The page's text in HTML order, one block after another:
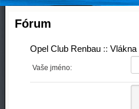
Fórum
Opel Club Renbau :: Vlákna
Vaše jméno: